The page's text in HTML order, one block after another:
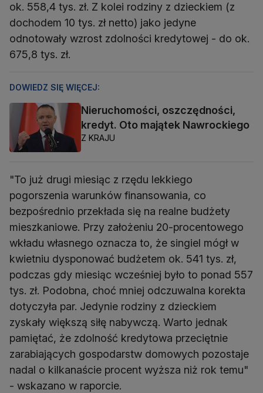
ok. 558,4 tys. zł. Z kolei rodziny z dzieckiem (z
dochodem 10 tys. zł netto) jako jedyne
odnotowały wzrost zdolności kredytowej - do ok.
675,8 tys. zł.
DOWIEDZ SIĘ WIĘCEJ:
Nieruchomości, oszczędności,
kredyt. Oto majątek Nawrockiego
Z KRAJU
"To już drugi miesiąc z rzędu lekkiego
pogorszenia warunków finansowania, co
bezpośrednio przekłada się na realne budżety
mieszkaniowe. Przy założeniu 20-procentowego
wkładu własnego oznacza to, że singiel mógł w
kwietniu dysponować budżetem ok. 541 tys. zł,
podczas gdy miesiąc wcześniej było to ponad 557
tys. zł. Podobna, choć mniej odczuwalna korekta
dotyczyła par. Jedynie rodziny z dzieckiem
zyskały większą siłę nabywczą. Warto jednak
pamiętać, że zdolność kredytowa przeciętnie
zarabiających gospodarstw domowych pozostaje
nadal o kilkanaście procent wyższa niż rok temu"
- wskazano w raporcie.